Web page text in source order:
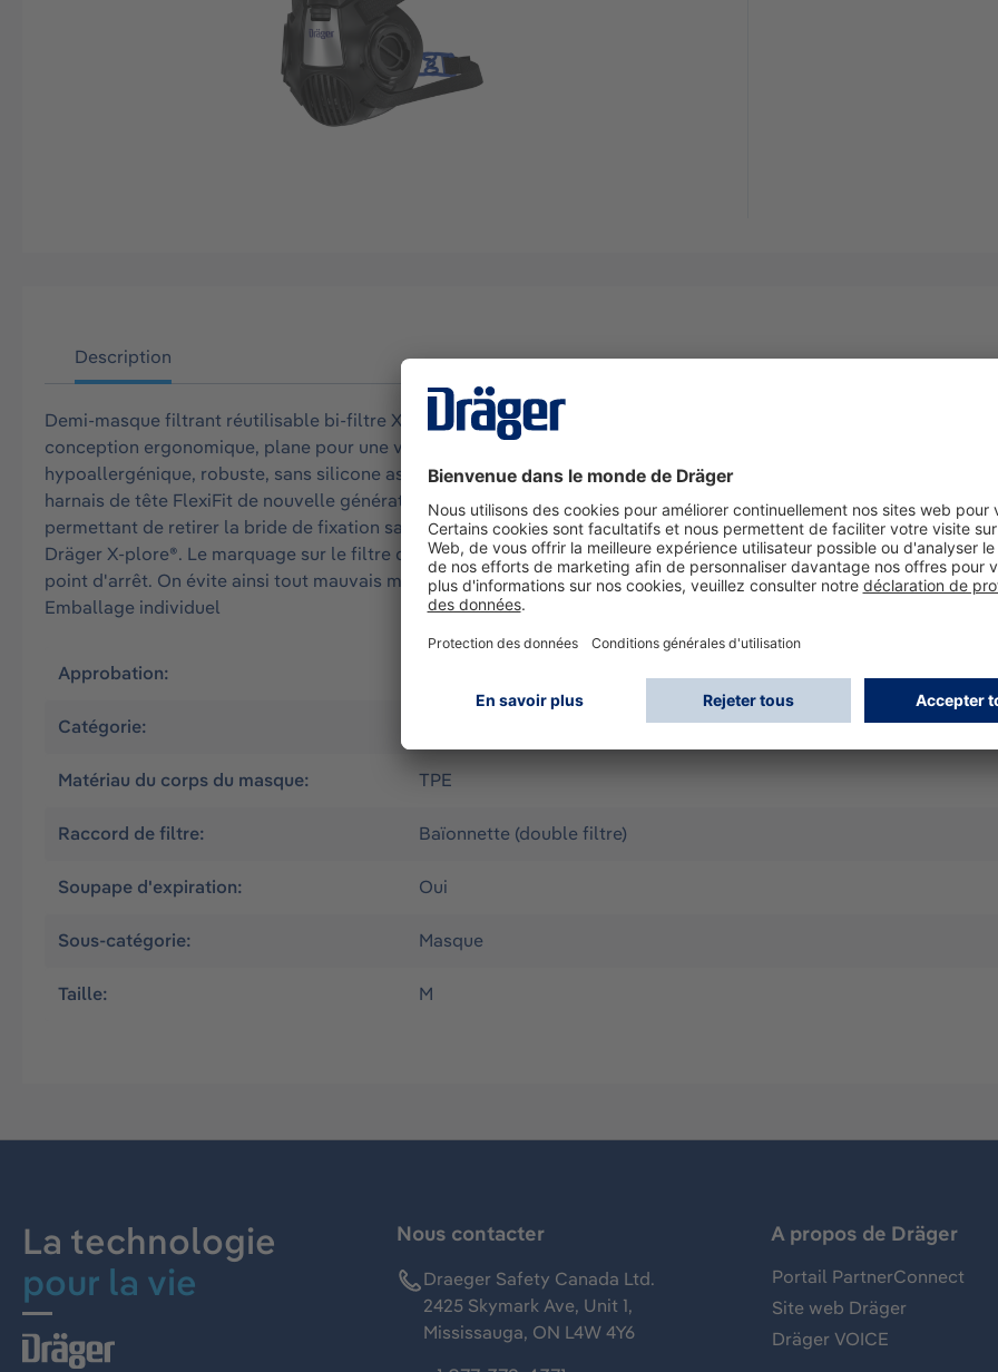
Description
Demi-masque filtrant réutilisable bi-filtre X-plore 3500 DrägerFlex M Adapté aux applications exigeantes et
conception ergonomique, plane pour une vue dégagée, répartissant le poids entre les 2 filtres. Bandage en "X"
hypoallergénique, robuste, sans silicone assurant un haut niveau de confort. Valve expiratoire évacuant l'air
harnais de tête FlexiFit de nouvelle génération très souple; ajustement et maintien optimal sur chaque tête, sans
permettant de retirer la bride de fixation sans ôter son casque Excellente étanchéité et sécurité grâce à la
Dräger X-plore®. Le marquage sur le filtre doit être positionné en face de celui du demi-masque; une flèche sur le
point d'arrêt. On évite ainsi tout mauvais montage. Large choix de filtres à baïonnette X-plore® Taille M.
Emballage individuel
Approbation:
Catégorie:
Matériau du corps du masque: TPE
Raccord de filtre: Baïonnette (double filtre)
Soupape d'expiration: Oui
Sous-catégorie: Masque
Taille: M
La technologie
pour la vie
Nous contacter
Draeger Safety Canada Ltd.
2425 Skymark Ave, Unit 1,
Mississauga, ON L4W 4Y6
A propos de Dräger
Portail PartnerConnect
Site web Dräger
Dräger VOICE